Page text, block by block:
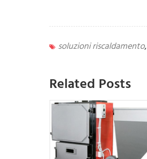
soluzioni riscaldamento,
Related Posts